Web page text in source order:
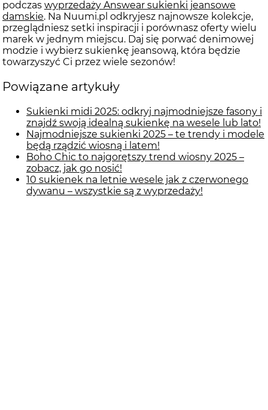
podczas wyprzedaży Answear sukienki jeansowe
damskie. Na Nuumi.pl odkryjesz najnowsze kolekcje,
przeglądniesz setki inspiracji i porównasz oferty wielu
marek w jednym miejscu. Daj się porwać denimowej
modzie i wybierz sukienkę jeansową, która będzie
towarzyszyć Ci przez wiele sezonów!
Powiązane artykuły
Sukienki midi 2025: odkryj najmodniejsze fasony i
znajdź swoją idealną sukienkę na wesele lub lato!
Najmodniejsze sukienki 2025 – te trendy i modele
będą rządzić wiosną i latem!
Boho Chic to najgorętszy trend wiosny 2025 –
zobacz, jak go nosić!
10 sukienek na letnie wesele jak z czerwonego
dywanu – wszystkie są z wyprzedaży!